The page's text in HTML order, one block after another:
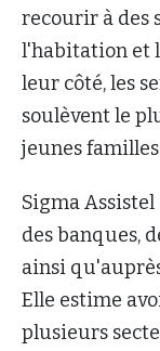
recourir à des
l'habitation et
leur côté, les
soulèvent le
jeunes
Sigma
des banques,
ainsi
Elle estime
plusieurs